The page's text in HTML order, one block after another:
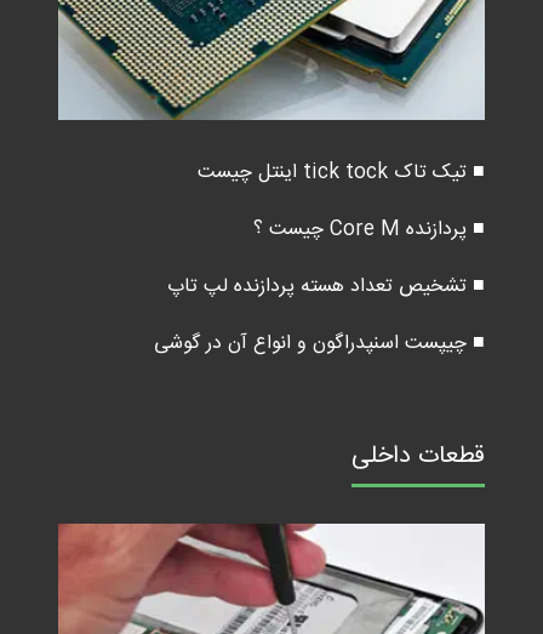
■ تیک تاک tick tock اینتل چیست
■ پردازنده Core M چیست ؟
■ تشخیص تعداد هسته پردازنده لپ تاپ
■ چیپست اسنپدراگون و انواع آن در گوشی
قطعات داخلی